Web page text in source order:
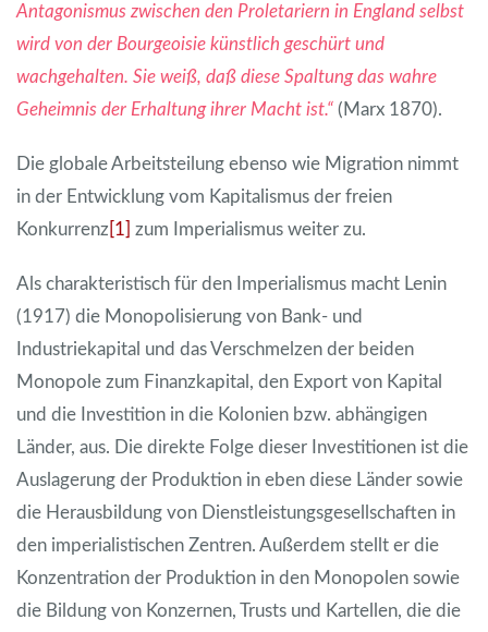
Antagonismus zwischen den Proletariern in England selbst
wird von der Bourgeoisie künstlich geschürt und
wachgehalten. Sie weiß, daß diese Spaltung das wahre
Geheimnis der Erhaltung ihrer Macht ist.“ (Marx 1870).
Die globale Arbeitsteilung ebenso wie Migration nimmt
in der Entwicklung vom Kapitalismus der freien
Konkurrenz [1] zum Imperialismus weiter zu.
Als charakteristisch für den Imperialismus macht Lenin
(1917) die Monopolisierung von Bank- und
Industriekapital und das Verschmelzen der beiden
Monopole zum Finanzkapital, den Export von Kapital
und die Investition in die Kolonien bzw. abhängigen
Länder, aus. Die direkte Folge dieser Investitionen ist die
Auslagerung der Produktion in eben diese Länder sowie
die Herausbildung von Dienstleistungsgesellschaften in
den imperialistischen Zentren. Außerdem stellt er die
Konzentration der Produktion in den Monopolen sowie
die Bildung von Konzernen, Trusts und Kartellen, die die